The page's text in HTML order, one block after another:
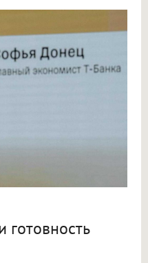
готовность